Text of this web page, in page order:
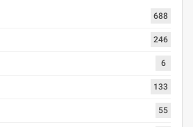
688
246
6
133
55